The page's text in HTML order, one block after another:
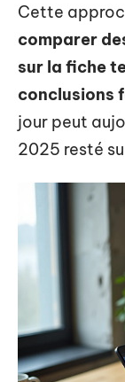
Cette
comparer
sur la fiche
conclusions
jour peut
2025 resté